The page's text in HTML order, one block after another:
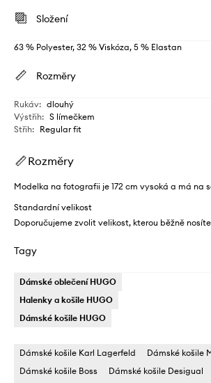
Složení
63 % Polyester, 32 % Viskóza, 5 % Elastan
Rozměry
Rukáv: dlouhý
Výstřih: S límečkem
Střih: Regular fit
Rozměry
Modelka na fotografii je 172 cm vysoká a má na
Standardní velikost
Doporučujeme zvolit velikost, kterou běžně
Tagy
Dámské oblečení HUGO
Halenky a košile HUGO
Dámské košile HUGO
Dámské košile Karl Lagerfeld
Dámské košile
Dámské košile Boss
Dámské košile Desigual